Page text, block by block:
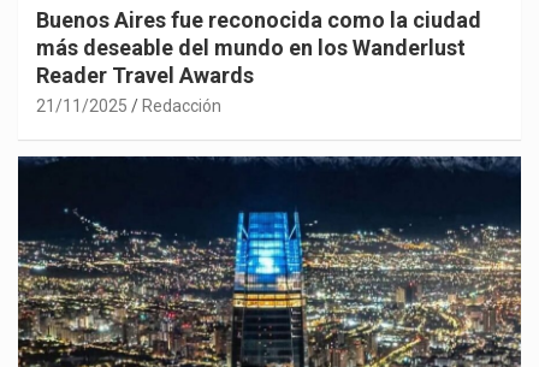
Buenos Aires fue reconocida como la ciudad
más deseable del mundo en los Wanderlust
Reader Travel Awards
21/11/2025 Redacción